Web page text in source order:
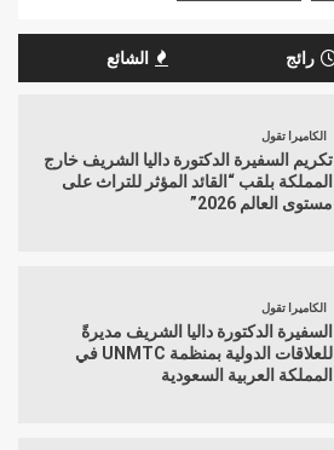
رائج الشائع
الكاميرا تقول
تكريم السفيرة الدكتورة داليا الشريف خارج
المملكة بلقب “القائد المؤثر للتراث على
مستوى العالم 2026”
الكاميرا تقول
السفيرة الدكتورة داليا الشريف مديرةً
للعلاقات الدولية بمنظمة UNMTC في
المملكة العربية السعودية